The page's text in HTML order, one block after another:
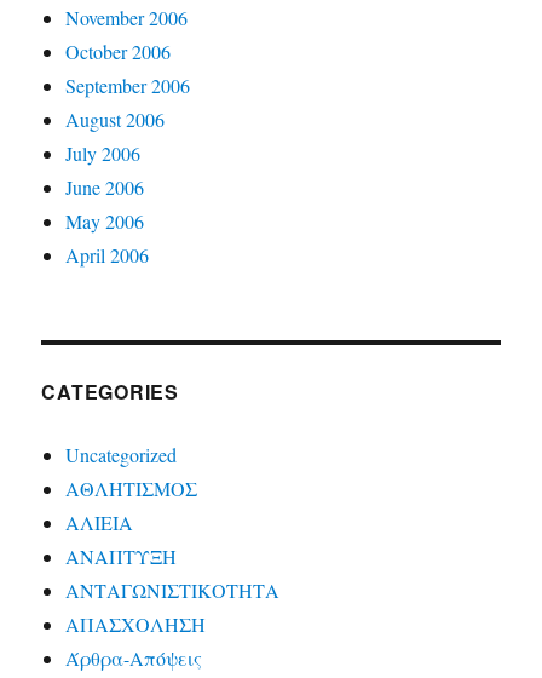
November 2006
October 2006
September 2006
August 2006
July 2006
June 2006
May 2006
April 2006
CATEGORIES
Uncategorized
ΑΘΛΗΤΙΣΜΟΣ
ΑΛΙΕΙΑ
ΑΝΑΠΤΥΞΗ
ΑΝΤΑΓΩΝΙΣΤΙΚΟΤΗΤΑ
ΑΠΑΣΧΟΛΗΣΗ
Άρθρα-Απόψεις